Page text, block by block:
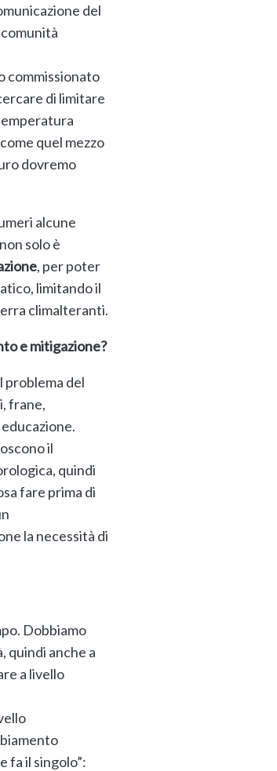
del
commissionato
di limitare
quel mezzo
dovremo
alcune
solo è
, per poter
limitando il
climalteranti.
e mitigazione?
problema del
frane,
il
quindi
fare prima di
la necessità di
Dobbiamo
quindi anche a
a livello
fa il singolo”: